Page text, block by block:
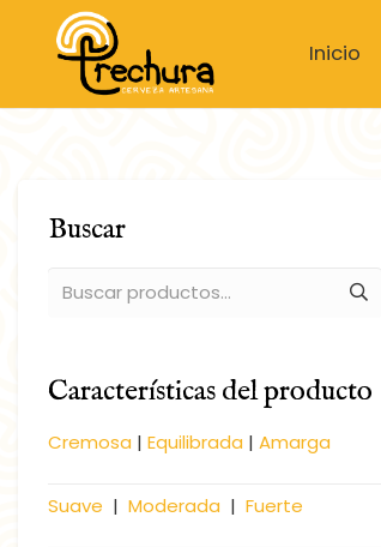
Inicio
Buscar
por:
Características del producto
Cremosa | Equilibrada | Amarga
Suave | Moderada | Fuerte